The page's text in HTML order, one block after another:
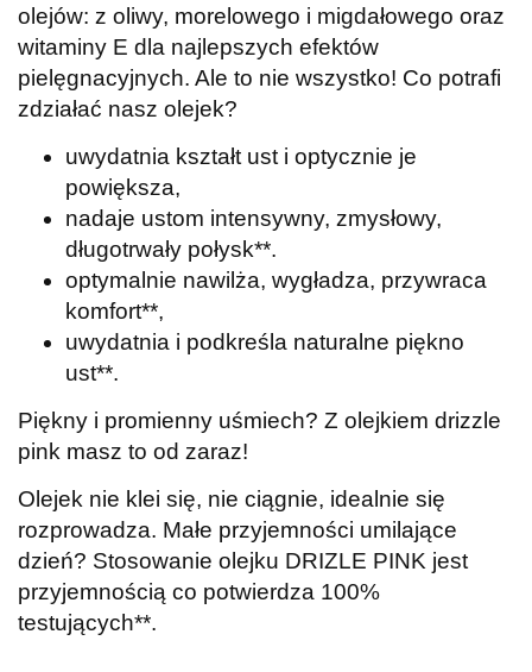
olejów: z oliwy, morelowego i migdałowego oraz
witaminy E dla najlepszych efektów
pielęgnacyjnych. Ale to nie wszystko! Co potrafi
zdziałać nasz olejek?
uwydatnia kształt ust i optycznie je
powiększa,
nadaje ustom intensywny, zmysłowy,
długotrwały połysk**.
optymalnie nawilża, wygładza, przywraca
komfort**,
uwydatnia i podkreśla naturalne piękno
ust**.
Piękny i promienny uśmiech? Z olejkiem drizzle
pink masz to od zaraz!
Olejek nie klei się, nie ciągnie, idealnie się
rozprowadza. Małe przyjemności umilające
dzień? Stosowanie olejku DRIZLE PINK jest
przyjemnością co potwierdza 100%
testujących**.